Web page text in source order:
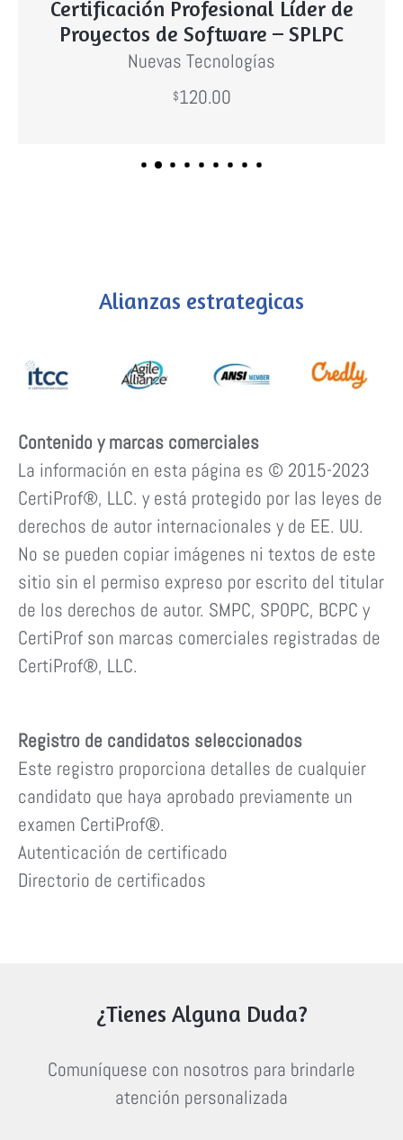
Certificación Profesional Líder de
Proyectos de Software – SPLPC
Nuevas Tecnologías
$120.00
Alianzas estrategicas
Contenido y marcas comerciales
La información en esta página es © 2015-2023
CertiProf®, LLC. y está protegido por las leyes de
derechos de autor internacionales y de EE. UU.
No se pueden copiar imágenes ni textos de este
sitio sin el permiso expreso por escrito del titular
de los derechos de autor. SMPC, SPOPC, BCPC y
CertiProf son marcas comerciales registradas de
CertiProf®, LLC.
Registro de candidatos seleccionados
Este registro proporciona detalles de cualquier
candidato que haya aprobado previamente un
examen CertiProf®.
Autenticación de certificado
Directorio de certificados
¿Tienes Alguna Duda?
Comuníquese con nosotros para brindarle
atención personalizada